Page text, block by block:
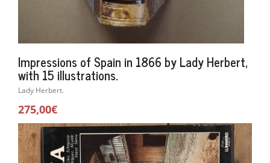
Impressions of Spain in 1866 by Lady Herbert,
with 15 illustrations.
Lady Herbert.
275,00€